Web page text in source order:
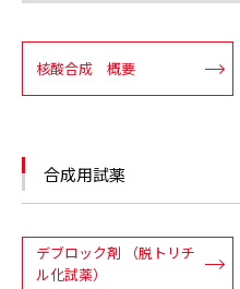
核酸合成 概要
合成用試薬
デブロック剤 （脱トリチ
ル化試薬）